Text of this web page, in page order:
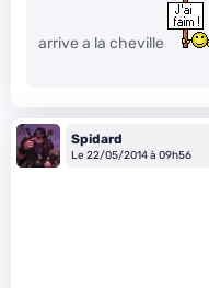
arrive a la cheville
Spidard
Le 22/05/2014 à 09h56